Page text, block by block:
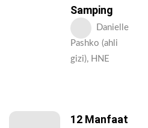
Samping
Danielle
Pashko (ahli
gizi), HNE
12 Manfaat